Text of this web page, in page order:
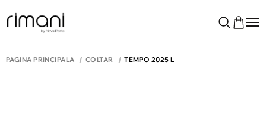
PAGINA PRINCIPALĂ COLTAR TEMPO 2025 L